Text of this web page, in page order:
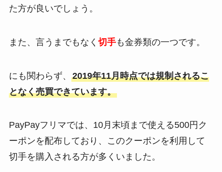
た方が良いでしょう。
また、言うまでもなく 切手も金券類の一つです。
にも関わらず、 2019年11月時点では規制されるこ
となく売買できています。
PayPayフリマでは、10月末頃まで使える500円ク
ーポンを配布しており、このクーポンを利用して
切手を購入される方が多くいました。